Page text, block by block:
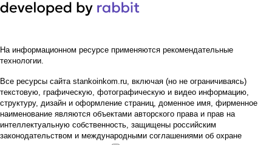
На информационном ресурсе применяются рекомендательные
технологии.
Все ресурсы сайта stankoinkom.ru, включая (но не ограничиваясь)
текстовую, графическую, фотографическую и видео информацию,
структуру, дизайн и оформление страниц, доменное имя, фирменное
наименование являются объектами авторского права и прав на
интеллектуальную собственность, защищены российским
законодательством и международными соглашениями об охране